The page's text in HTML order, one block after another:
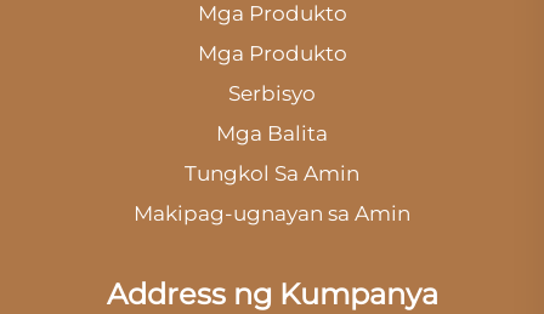
Mga Produkto
Mga Produkto
Serbisyo
Mga Balita
Tungkol Sa Amin
Makipag-ugnayan sa Amin
Address ng Kumpanya